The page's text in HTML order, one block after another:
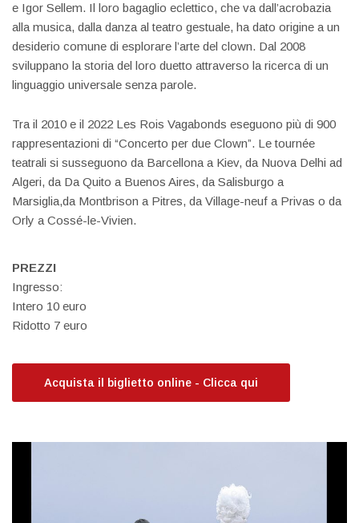
e Igor Sellem. Il loro bagaglio eclettico, che va dall’acrobazia
alla musica, dalla danza al teatro gestuale, ha dato origine a un
desiderio comune di esplorare l’arte del clown. Dal 2008
sviluppano la storia del loro duetto attraverso la ricerca di un
linguaggio universale senza parole.
Tra il 2010 e il 2022 Les Rois Vagabonds eseguono più di 900
rappresentazioni di “Concerto per due Clown”. Le tournée
teatrali si susseguono da Barcellona a Kiev, da Nuova Delhi ad
Algeri, da Da Quito a Buenos Aires, da Salisburgo a
Marsiglia,da Montbrison a Pitres, da Village-neuf a Privas o da
Orly a Cossé-le-Vivien.
PREZZI
Ingresso:
Intero 10 euro
Ridotto 7 euro
Acquista il biglietto online - Clicca qui